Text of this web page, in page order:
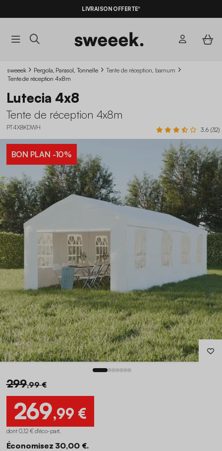
BONS PLANS* AVEC LECODE SUMMER10
LIVRAISON OFFERTE*
sweeek Pergola, Parasol, Tonnelle
Tente de réception, barnum
Tente de réception 4x8m
Lutecia 4x8
Tente de réception 4x8m
PT4X8KDWH 3.6 (32)
BON PLAN -10%
299,99 €
269,99 €
dont 0,12 € d'éco-part.
Économisez 30,00 €.